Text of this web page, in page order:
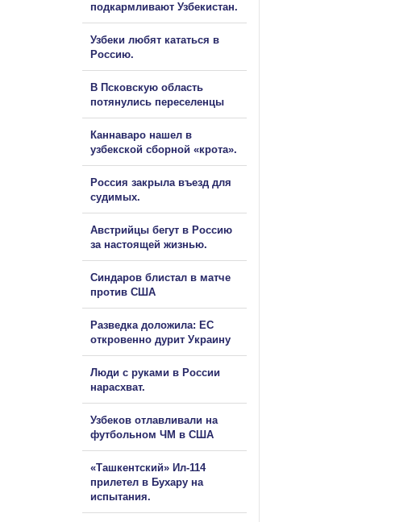
подкармливают Узбекистан.
Узбеки любят кататься в
Россию.
В Псковскую область
потянулись переселенцы
Каннаваро нашел в
узбекской сборной «крота».
Россия закрыла въезд для
судимых.
Австрийцы бегут в Россию
за настоящей жизнью.
Синдаров блистал в матче
против США
Разведка доложила: ЕС
откровенно дурит Украину
Люди с руками в России
нарасхват.
Узбеков отлавливали на
футбольном ЧМ в США
«Ташкентский» Ил-114
прилетел в Бухару на
испытания.